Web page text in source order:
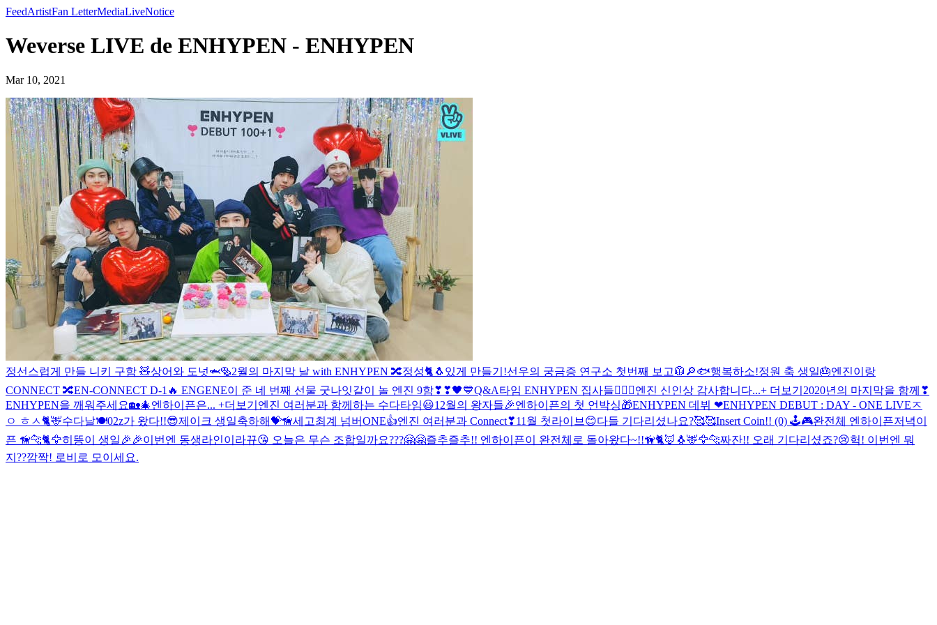
FeedArtistFan LetterMediaLiveNotice
Weverse LIVE de ENHYPEN - ENHYPEN
Mar 10, 2021
정선스럽게 만들 니키 구함 🧸상어와 도넛🦈🥯2월의 마지막 날 with ENHYPEN 🔀정성🐈🐧있게 만들기!선우의 궁금증 연구소 첫번째 보고🥼🔎🐟행복하소!정원 축 생일🎂엔진이랑
CONNECT 🔀EN-CONNECT D-1🔥 ENGENE이 준 네 번째 선물 굿나잇같이 놀 엔진 9함❣❣🖤💙Q&A타임 ENHYPEN 집사들🐕‍🦺🐾엔진 신인상 감사합니다...+ 더보기 2020년의 마지막을 함께❣
ENHYPEN을 깨워주세요🏡🎄엔하이픈은... +더보기 엔진 여러분과 함께하는 수다타임😃12월의 왕자들🎉엔하이픈의 첫 언박싱🎁ENHYPEN 데뷔 ❤ENHYPEN DEBUT : DAY - ONE LIVEㅈ
ㅇ ㅎㅅ🐈🦌수다날🍽02z가 왔다!!😎제이크 생일축하해💝🦮세고최계 넘버ONE👍엔진 여러분과 Connect❣11월 첫라이브😊다들 기다리셨나요?🥰🥰Insert Coin!! (0) 🕹🎮완전체 엔하이픈저녁이
픈 🦮🐆🐈🦅히뜽이 생일🎉🎉이번엔 동생라인이라뀨😘 오늘은 무슨 조합일까요???🤗🤗즐추즐추!! 엔하이픈이 완전체로 돌아왔다~!!🦮🐈🦊🐧🦌🦅🐆짜잔!! 오래 기다리셨죠?😢헉! 이번엔 뭐
지??깜짝! 로비로 모이세요.